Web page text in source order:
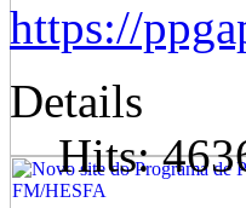
https://
Details
Hits: